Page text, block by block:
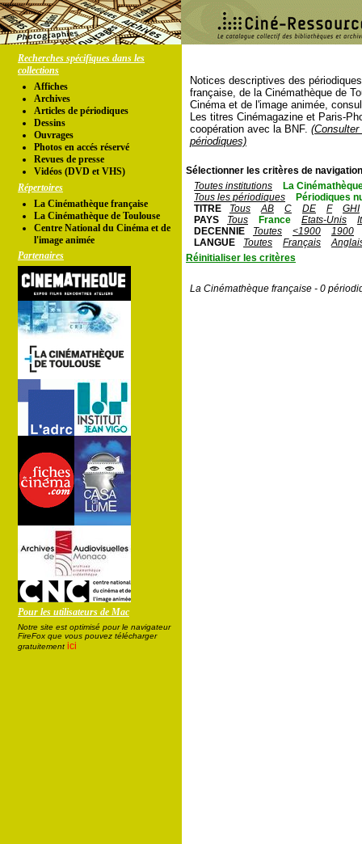
Recherches spécifiques dans les
collections
Affiches
Archives
Articles de périodiques
Dessins
Ouvrages
Photos en accés réservé
Revues de presse
Vidéos (DVD et VHS)
Répertoires
La Cinémathèque française
La Cinémathèque de Toulouse
Centre National du Cinéma et de
l'image animée
Partenaires
Pour les utilisateurs de Mac
Notre site est optimisé pour le navigateur
FireFox que vous pouvez télécharger
gratuitement ici
Notices descriptives des
française, de la Cinémathèque de
Cinéma et de l'image animée,
Les titres Cinémagazine et Paris-
coopération avec la BNF.
périodiques)
Sélectionner les critères de
Toutes institutions
La
Tous les périodiques
Périodiques
TITRE
Tous AB C DE F
GHI
PAYS
Tous France Etats-Unis
DECENNIE
Toutes <1900
1900
LANGUE
Toutes Français
Réinitialiser les critères
La Cinémathèque française - 0